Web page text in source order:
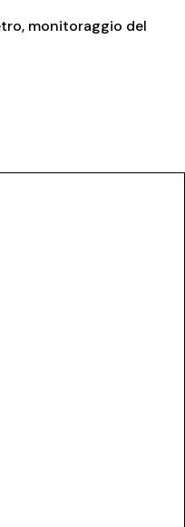
monitoraggio del